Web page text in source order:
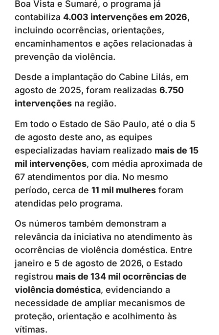
Boa Vista e Sumaré, o programa já
contabiliza 4.003 intervenções em 2026,
incluindo ocorrências, orientações,
encaminhamentos e ações relacionadas à
prevenção da violência.
Desde a implantação do Cabine Lilás, em
agosto de 2025, foram realizadas 6.750
intervenções na região.
Em todo o Estado de São Paulo, até o dia 5
de agosto deste ano, as equipes
especializadas haviam realizado mais de 15
mil intervenções, com média aproximada de
67 atendimentos por dia. No mesmo
período, cerca de 11 mil mulheres foram
atendidas pelo programa.
Os números também demonstram a
relevância da iniciativa no atendimento às
ocorrências de violência doméstica. Entre
janeiro e 5 de agosto de 2026, o Estado
registrou mais de 134 mil ocorrências de
violência doméstica, evidenciando a
necessidade de ampliar mecanismos de
proteção, orientação e acolhimento às
vítimas.